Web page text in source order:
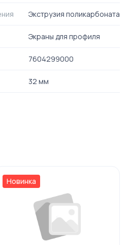
Экструзия поликарбоната
Экраны для профиля
7604299000
32 мм
Новинка